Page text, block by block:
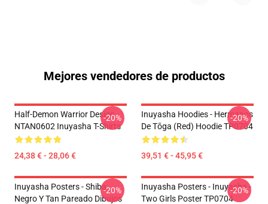
Mejores vendedores de productos
Half-Demon Warrior Design
NTAN0602 Inuyasha T-Shirts
24,38 € - 28,06 €
-20%
Inuyasha Hoodies - Hermanos
De Tōga (red) Hoodie TP0704
39,51 € - 45,95 €
-20%
Inuyasha Posters - Shiba
Negro Y Tan Pareado Dibujos
-20%
Inuyasha Posters - Inuyasha -
Two Girls Poster TP0704
-20%